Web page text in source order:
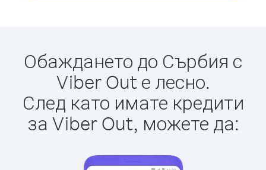
Обаждането до Сърбия с
Viber Out е лесно.
След като имате кредити
за Viber Out, можете да: